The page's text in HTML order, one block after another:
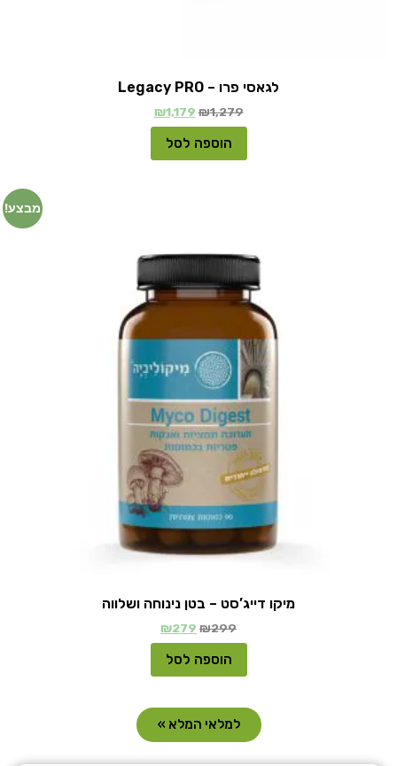
לגאסי פרו – Legacy PRO
₪1,279
₪1,179
הוספה לסל
מבצע!
מיקו דייג’סט – בטן נינוחה ושלווה
₪299
₪279
הוספה לסל
למלאי המלא »